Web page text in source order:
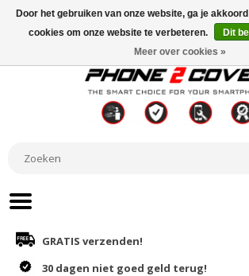
GRATIS verzenden!
30 dagen niet goed geld terug!
Door het gebruiken van onze website, ga je
cookies om onze website te verbeteren.
Dit
Meer over cookies »